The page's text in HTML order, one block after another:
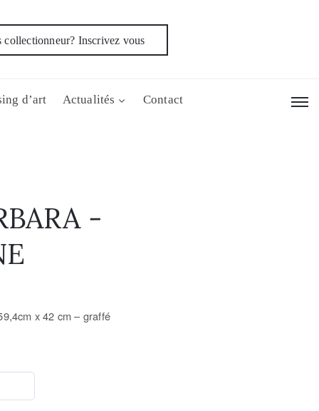
collectionneur? Inscrivez vous
d’art Actualités Contact
-
x 42 cm – graffé